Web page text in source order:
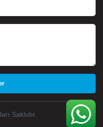
Saklıdır.